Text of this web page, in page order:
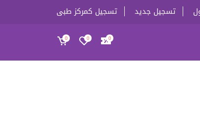
تسجيل جديد تسجيل كمركز طبى
0
0
0